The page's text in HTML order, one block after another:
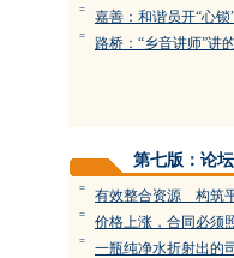
= 嘉善：和谐员开“心锁
= 路桥：“乡音讲师”讲
第七版：论坛
= 有效整合资源 构筑
= 价格上涨，合同必须
= 一瓶纯净水折射出的